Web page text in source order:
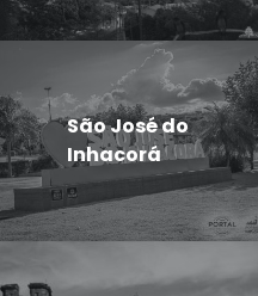
São José do
Inhacorá